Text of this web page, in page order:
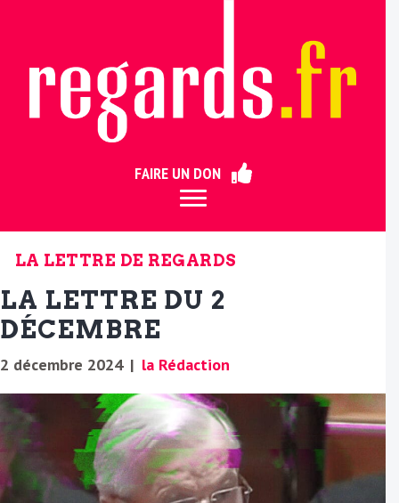
FAIRE UN DON
LA LETTRE DE REGARDS
LA LETTRE DU 2
DÉCEMBRE
2 décembre 2024 | la Rédaction